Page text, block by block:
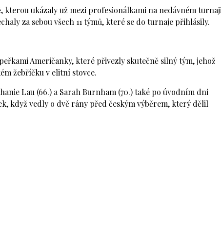
kterou ukázaly už mezi profesionálkami na nedávném
za sebou všech 11 týmů, které se do turnaje přihlásily.
Američanky, které přivezly skutečně silný tým, jehož
žebříčku v elitní stovce.
Lau (66.) a Sarah Burnham (70.) také po úvodním dni
když vedly o dvě rány před českým výběrem, který dělil